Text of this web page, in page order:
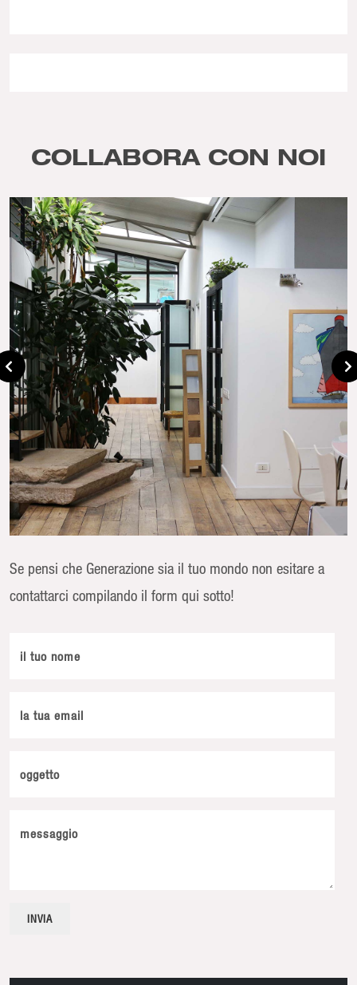
COLLABORA CON NOI
Se pensi che Generazione sia il tuo mondo non esitare a
contattarci compilando il form qui sotto!
il tuo nome
la tua email
oggetto
messaggio